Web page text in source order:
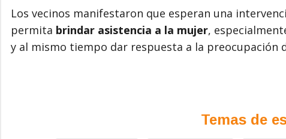
Los vecinos manifestaron que esperan una
permita brindar asistencia a la mujer,
y al mismo tiempo dar respuesta a la preocupación
Temas de